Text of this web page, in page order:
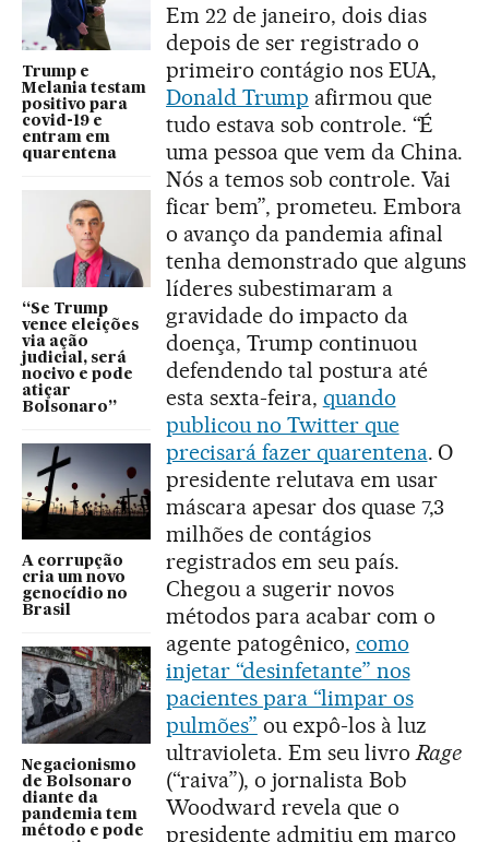
Trump e
Melania testam
positivo para
covid-19 e
entram em
quarentena
“Se Trump
vence eleições
via ação
judicial, será
nocivo e pode
atiçar
Bolsonaro”
A corrupção
cria um novo
genocídio no
Brasil
Negacionismo
de Bolsonaro
diante da
pandemia tem
método e pode
Em 22 de janeiro, dois dias
depois de ser registrado o
primeiro contágio nos EUA,
Donald Trump afirmou que
tudo estava sob controle. “É
uma pessoa que vem da China.
Nós a temos sob controle. Vai
ficar bem”, prometeu. Embora
o avanço da pandemia afinal
tenha demonstrado que alguns
líderes subestimaram a
gravidade do impacto da
doença, Trump continuou
defendendo tal postura até
esta sexta-feira, quando
publicou no Twitter que
precisará fazer quarentena. O
presidente relutava em usar
máscara apesar dos quase 7,3
milhões de contágios
registrados em seu país.
Chegou a sugerir novos
métodos para acabar com o
agente patogênico, como
injetar “desinfetante” nos
pacientes para “limpar os
pulmões” ou expô-los à luz
ultravioleta. Em seu livroRage
(“raiva”), o jornalista Bob
Woodward revela que o
presidente admitiu em março